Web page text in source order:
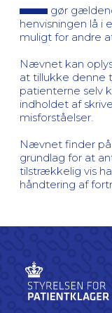
gør
henvisningen lå i
muligt for andre
Nævnet kan
at tillukke denne
patienterne selv
indholdet af
misforståelser.
Nævnet finder
grundlag for at
tilstrækkelig vis
håndtering af